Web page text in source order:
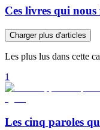
Ces livres qui
Charger plus d'articles
Les plus lus dans cette
1
Les cinq paroles